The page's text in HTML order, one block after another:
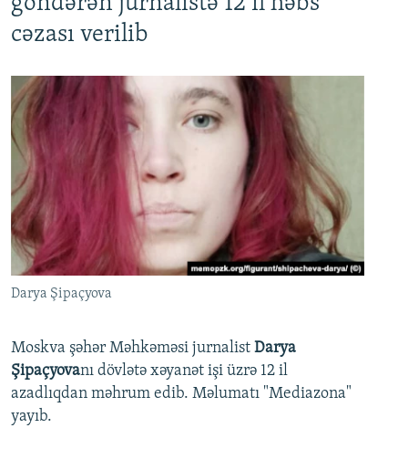
cəzası verilib
Darya Şipaçyova
Moskva şəhər Məhkəməsi jurnalist Darya
Şipaçyovanı dövlətə xəyanət işi üzrə 12 il
azadlıqdan məhrum edib. Məlumatı "Mediazona"
yayıb.